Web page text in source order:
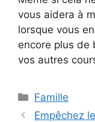
vous aidera à
lorsque vous
encore plus de
vos autres
Catégories
Famille
Empêchez